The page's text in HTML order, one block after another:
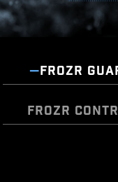
FROZR
FROZR
DIY
p